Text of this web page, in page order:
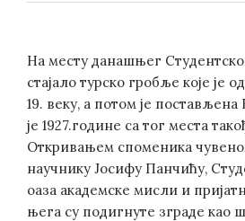
На месту данашњег
стајало турско гробље које је
19. веку, а потом је постављена
је 1927.године са тог места
Откривањем споменика
научнику Јосифу Панчићу,
оаза академске мисли и
њега су подигнуте зграде као